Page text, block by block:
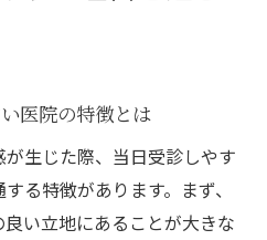
医院の特徴とは
生じた際、当日受診しやす
る特徴があります。まず、
い立地にあることが大きな